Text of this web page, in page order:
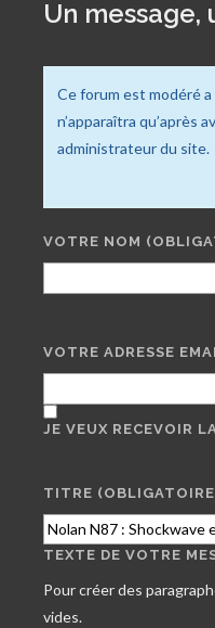
Un message,
Ce forum est modéré
n’apparaîtra qu’après
administrateur du site.
VOTRE NOM
VOTRE ADRESSE
JE VEUX RECEVOIR
TITRE
Pour créer des
vides.